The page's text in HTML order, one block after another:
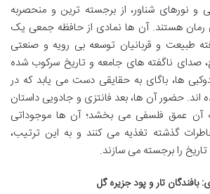
و نورهای شناور، از برجسته ترین و منحصربه
هستند. آن ها نمادی از حافظه جمعی یک
طبیعت و قربانیان توسعه بی رویه و صنعتی
صدای ناگفته های جامعه و تاریخ سرکوب شده
دوکبی ها، باگای به حقایقی دست می یابد که در
اند. حضور آن ها، بعد فانتزی و جادویی داستان
آن عمق فلسفی می بخشد؛ آن ها موجوداتی
گذشته تغذیه می کنند و به این ترتیب،
را برجسته می سازند.
تار و پود جزیره گل